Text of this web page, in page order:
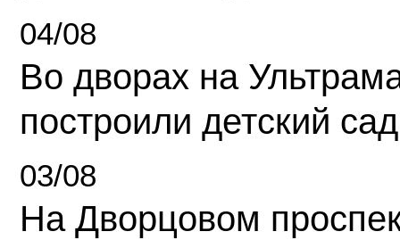
04/08
Во дворах на
построили детский сад
03/08
На Дворцовом